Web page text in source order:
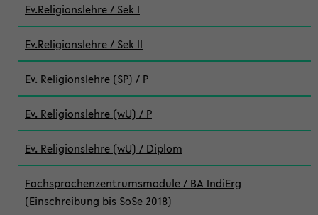
Ev.Religionslehre / Sek I
Ev.Religionslehre / Sek II
Ev. Religionslehre (SP) / P
Ev. Religionslehre (wU) / P
Ev. Religionslehre (wU) / Diplom
Fachsprachenzentrumsmodule / BA IndiErg
(Einschreibung bis SoSe 2018)